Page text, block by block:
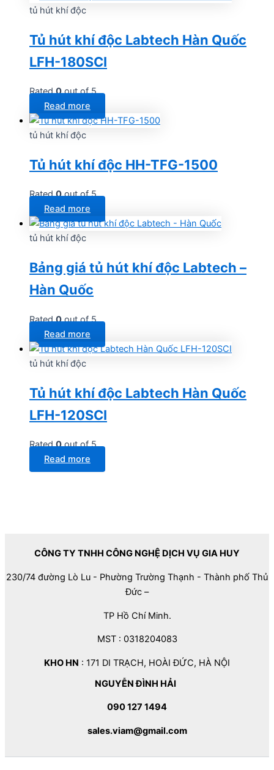
tủ hút khí độc
Tủ hút khí độc Labtech Hàn Quốc
LFH-180SCI
Rated0out of 5
Read more
tủ hút khí độc
Tủ hút khí độc HH-TFG-1500
Rated0out of 5
Read more
tủ hút khí độc
Bảng giá tủ hút khí độc Labtech –
Hàn Quốc
Rated0out of 5
Read more
tủ hút khí độc
Tủ hút khí độc Labtech Hàn Quốc
LFH-120SCI
Rated0out of 5
Read more
CÔNG TY TNHH CÔNG NGHỆ DỊCH VỤ GIA HUY
230/74 đường Lò Lu - Phường Trường Thạnh - Thành phố Thủ
Đức –
TP Hồ Chí Minh.
MST : 0318204083
KHO HN : 171 DI TRẠCH, HOÀI ĐỨC, HÀ NỘI
NGUYỄN ĐÌNH HẢI
090 127 1494
sales.viam@gmail.com